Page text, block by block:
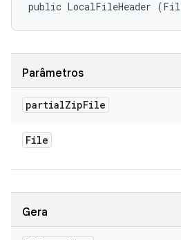
public LocalFileHeader
Parâmetros
partialZipFile
File
Gera